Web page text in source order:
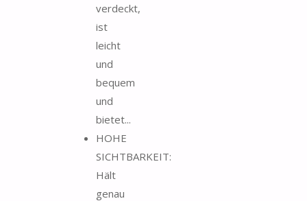
verdeckt,
ist
leicht
und
bequem
und
bietet...
HOHE
SICHTBARKEIT:
Hält
genau